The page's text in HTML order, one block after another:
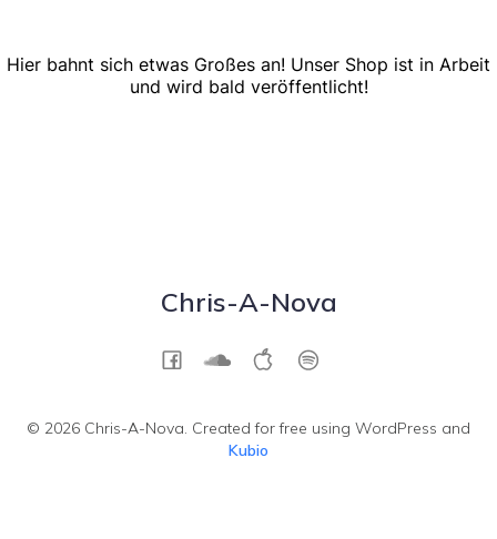
Hier bahnt sich etwas Großes an! Unser Shop ist in Arbeit
und wird bald veröffentlicht!
Chris-A-Nova
© 2026 Chris-A-Nova. Created for free using WordPress and
Kubio